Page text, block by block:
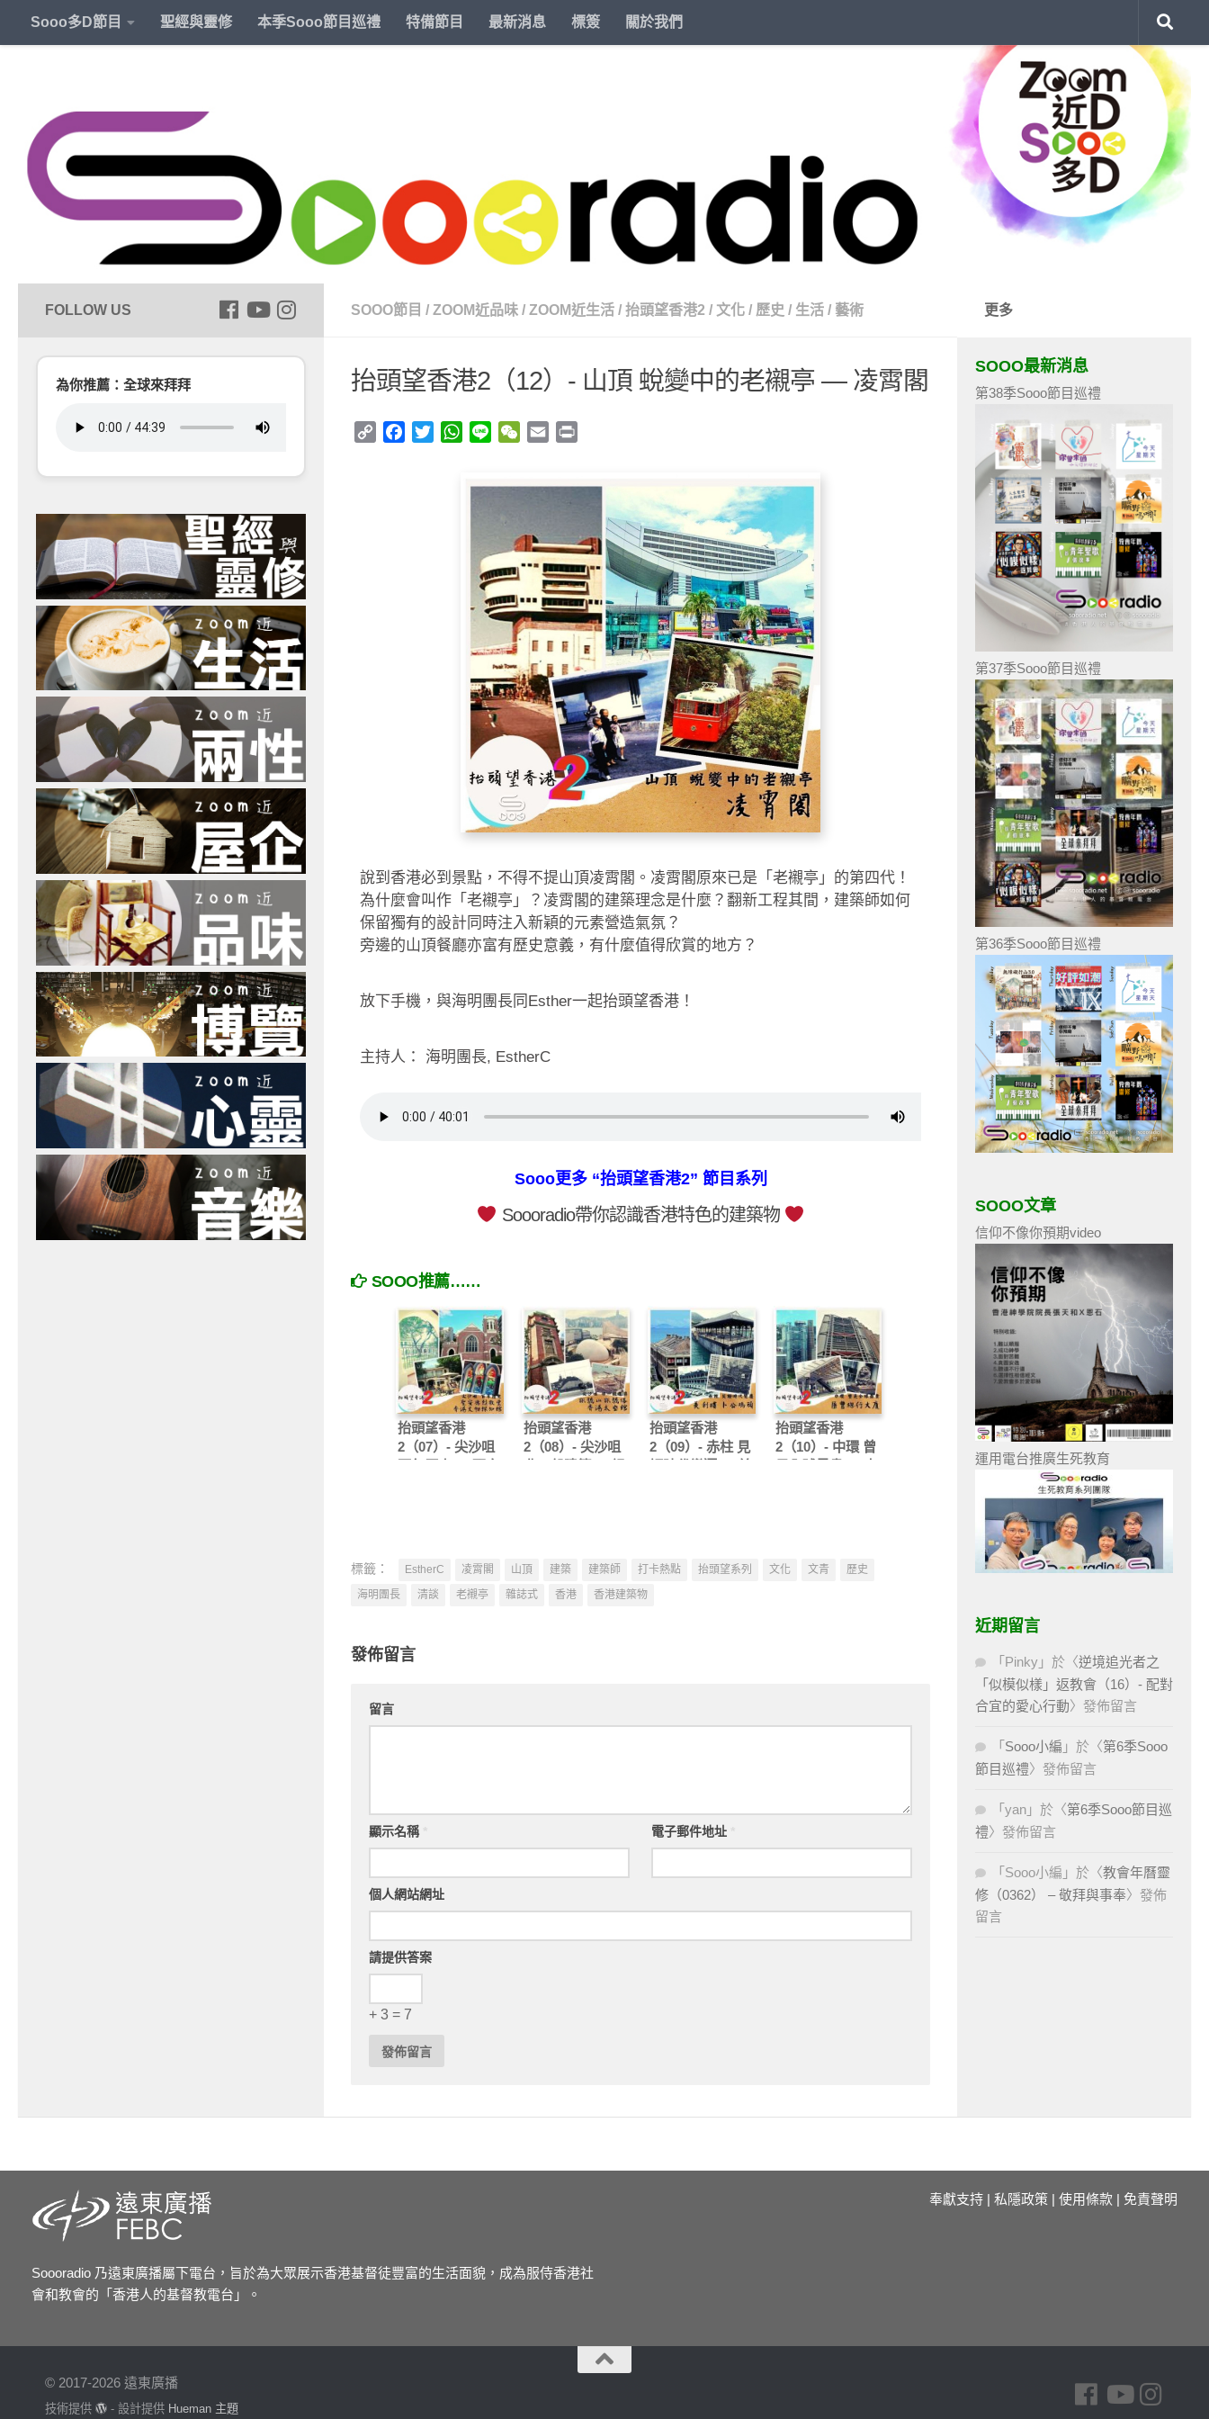
Sooo多D節目 聖經與靈修 本季Sooo節目巡禮 特備節目 最新消息 標簽 關於我們
SOOO節目 / ZOOM近品味 / ZOOM近生活 / 抬頭望香港2 / 文化 / 歷史 / 生活 / 藝術
抬頭望香港2（12）- 山頂 蛻變中的老襯亭 — 凌霄閣
Copy
Facebook
TwitterWhatsApp
Line WeChat
Email
說到香港必到景點，不得不提山頂凌霄閣。凌霄閣原來已是「老襯亭」的第四代！
為什麼會叫作「老襯亭」？凌霄閣的建築理念是什麼？翻新工程其間，建築師如何
保留獨有的設計同時注入新穎的元素營造氣氛？
旁邊的山頂餐廳亦富有歷史意義，有什麼值得欣賞的地方？
放下手機，與海明團長同Esther一起抬頭望香港！
主持人： 海明團長, EstherC
Sooo更多 “抬頭望香港2” 節目系列
Soooradio帶你認識香港特色的建築物
SOOO推薦……
抬頭望香港
2（07）- 尖沙咀
抬頭望香港
2（08）- 尖沙咀
抬頭望香港
2（09）- 赤柱 見
抬頭望香港
2（10）- 中環 曾
標籤： EstherC 凌霄閣 山頂 建築 建築師 打卡熱點 抬頭望系列 文化 文青
歷史
海明團長
清談 老襯亭 雜誌式 香港 香港建築物
發佈留言
留言
顯示名稱 電子郵件地址
個人網站網址
請提供答案
+ 3 = 7
為你推薦：全球來拜拜
更多
SOOO最新消息
第38季Sooo節目巡禮
第37季Sooo節目巡禮
第36季Sooo節目巡禮
SOOO文章
信仰不像你預期video
運用電台推廣生死教育
近期留言
「 Pinky 」於〈逆境追光者之
「似模似樣」返教會（16）- 配對
合宜的愛心行動〉發佈留言
「 Sooo小編 」於〈第6季Sooo
節目巡禮〉發佈留言
「 yan 」於〈第6季Sooo節目巡
禮〉發佈留言
「 Sooo小編 」於〈教會年曆靈
修（0362） – 敬拜與事奉〉發佈
留言
Soooradio 乃遠東廣播屬下電台，旨於為大眾展示香港基督徒豐富的生活面貌，成為服侍香港社
會和教會的「香港人的基督教電台」。
奉獻支持 | 私隱政策 | 使用條款 | 免責聲明
© 2017-2026 遠東廣播
技術提供 - 設計提供 Hueman 主題